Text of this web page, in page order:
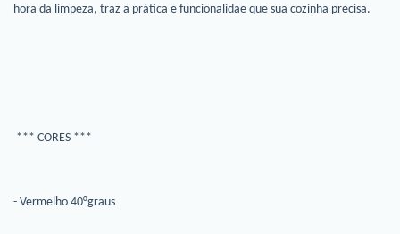
hora da limpeza, traz a prática e funcionalidae que sua cozinha precisa.
*** CORES ***
- Vermelho 40°graus